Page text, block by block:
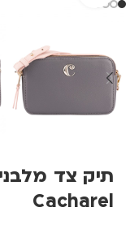
תיק צד
Cacharel